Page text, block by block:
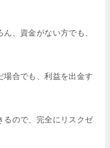
、資金がない方でも、
場合でも、利益を出金す
るので、完全にリスクゼ